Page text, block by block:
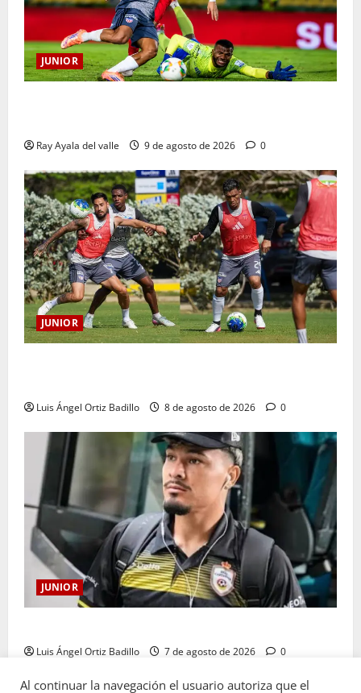
JUNIOR
Ray Ayala del valle 9 de agosto de 2026 0
JUNIOR
Luis Ángel Ortiz Badillo 8 de agosto de 2026 0
JUNIOR
Luis Ángel Ortiz Badillo 7 de agosto de 2026 0
Al continuar la navegación el usuario autoriza que el